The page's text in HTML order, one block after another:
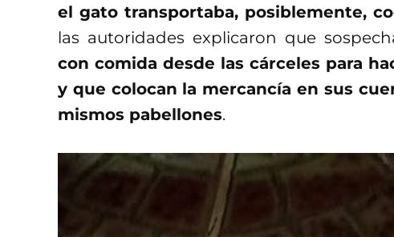
el gato transportaba, posiblemente,
las autoridades explicaron que
con comida desde las cárceles para
y que colocan la mercancía en sus
mismos pabellones.